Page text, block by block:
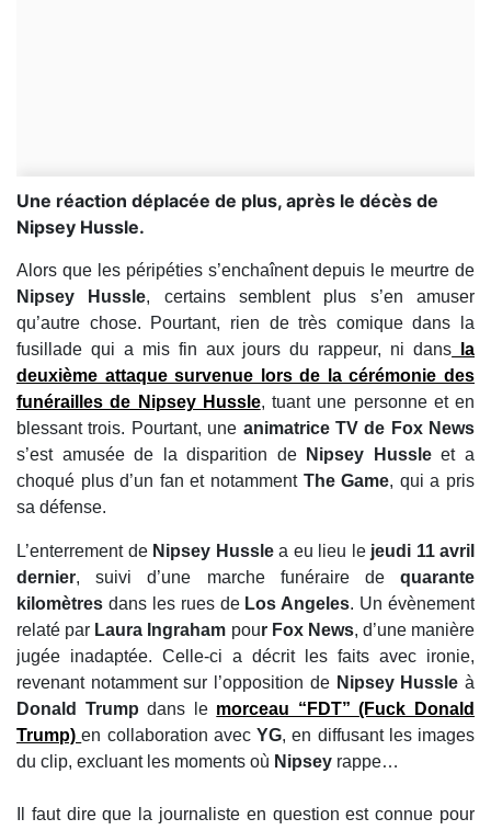
Une réaction déplacée de plus, après le décès de
Nipsey Hussle.
Alors que les péripéties s’enchaînent depuis le meurtre de
Nipsey Hussle, certains semblent plus s’en amuser
qu’autre chose. Pourtant, rien de très comique dans la
fusillade qui a mis fin aux jours du rappeur, ni dans la
deuxième attaque survenue lors de la cérémonie des
funérailles de Nipsey Hussle, tuant une personne et en
blessant trois. Pourtant, une animatrice TV de Fox News
s’est amusée de la disparition deNipsey Hussleet a
choqué plus d’un fan et notamment The Game, qui a pris
sa défense.
L’enterrement deNipsey Hussle a eu lieu lejeudi 11 avril
dernier, suivi d’une marche funéraire de quarante
kilomètres dans les rues deLos Angeles. Un évènement
relaté par Laura Ingraham pour Fox News, d’une manière
jugée inadaptée. Celle-ci a décrit les faits avec ironie,
revenant notamment sur l’opposition de Nipsey Hussleà
Donald Trump dans le morceau “FDT” (Fuck Donald
Trump)en collaboration avec YG, en diffusant les images
du clip, excluant les moments où Nipsey rappe…
Il faut dire que la journaliste en question est connue pour